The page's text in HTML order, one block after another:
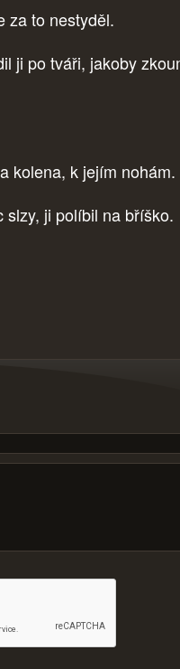
za to nestyděl.
ji po tváři, jakoby
kolena, k jejím nohám.
ji políbil na bříško.